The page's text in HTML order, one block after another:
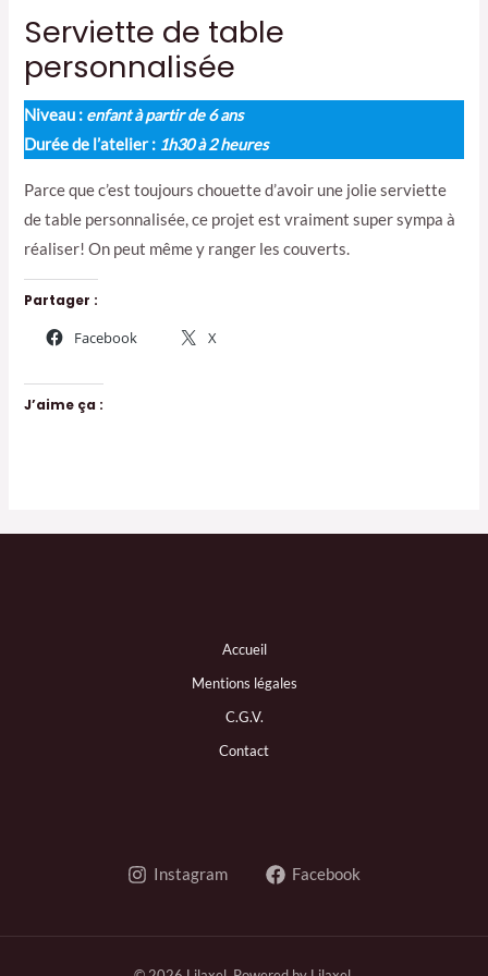
Serviette de table
personnalisée
Niveau : enfant à partir de 6 ans
Durée de l’atelier : 1h30 à 2 heures
Parce que c’est toujours chouette d’avoir une jolie serviette
de table personnalisée, ce projet est vraiment super sympa à
réaliser! On peut même y ranger les couverts.
Partager :
Facebook X
J’aime ça :
Accueil
Mentions légales
C.G.V.
Contact
Instagram Facebook